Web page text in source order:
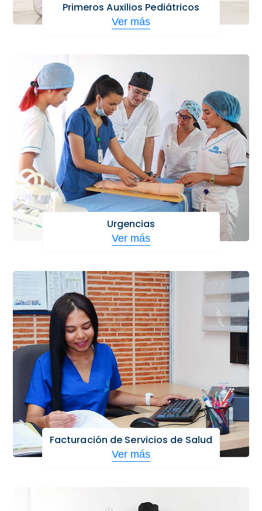
Primeros Auxilios Pediátricos
Ver más
Urgencias
Ver más
Facturación de Servicios de Salud
Ver más